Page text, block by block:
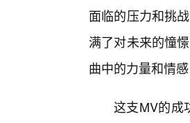
面临的压力和挑
满了对未来的憧
曲中的力量和情
这支MV的成